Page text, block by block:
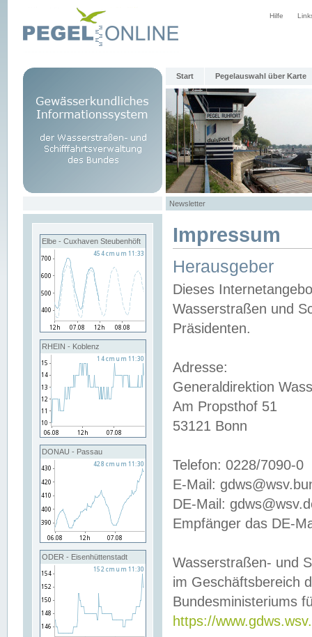
Hilfe
Start Pegelauswahl über Karte
Newsletter
Elbe - Cuxhaven Steubenhöft
RHEIN - Koblenz
DONAU - Passau
ODER - Eisenhüttenstadt
Impressum
Herausgeber
Dieses
Wasserstraßen und
Präsidenten.
Adresse:
Generaldirektion
Am Propsthof 51
53121 Bonn
Telefon: 0228/7090-0
E-Mail:
DE-Mail:
Empfänger das DE-
Wasserstraßen- und
im Geschäftsbereich
Bundesministeriums
https://